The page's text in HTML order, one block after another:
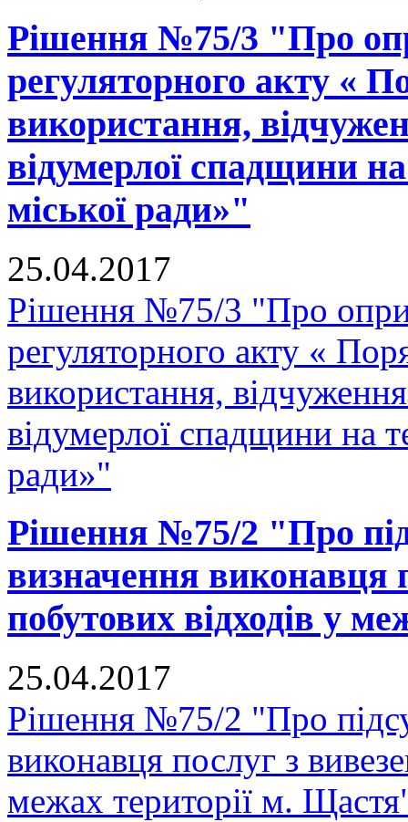
Рішення №75/3 "Про
регуляторного акту «
використання,
відумерлої спадщини
міської ради»"
25.04.2017
Рішення №75/3 "Про
регуляторного акту «
використання,
відумерлої спадщини на
ради»"
Рішення №75/2 "Про
визначення виконавця
побутових відходів у
25.04.2017
Рішення №75/2 "Про
виконавця послуг з
межах території м.